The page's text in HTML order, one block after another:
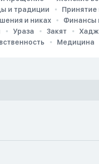
и традиции Принятие
и никах
Финансы
Ураза Закят Хадж
Медицина